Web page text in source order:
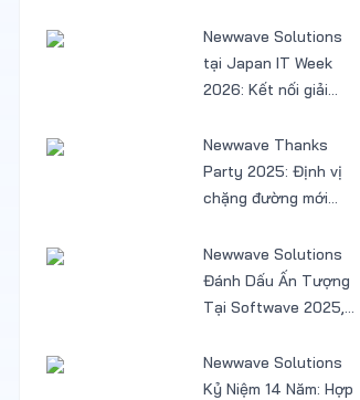
Newwave Solutions
tại Japan IT Week
2026: Kết nối giải
cùng khách hàng
Nhật
Newwave Thanks
Party 2025: Định vị
chặng đường mới
trưởng và chuyển
mình
Newwave Solutions
Đánh Dấu Ấn Tượng
Tại Softwave 2025,
Thị Trường Hàn
Quốc
Newwave Solutions
Kỷ Niệm 14 Năm: Hợp